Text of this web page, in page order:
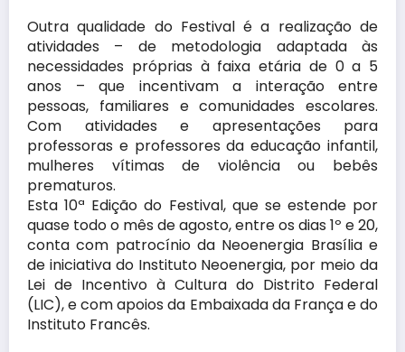
Outra qualidade do Festival é a realização de
atividades – de metodologia adaptada às
necessidades próprias à faixa etária de 0 a 5
anos – que incentivam a interação entre
pessoas, familiares e comunidades escolares.
Com atividades e apresentações para
professoras e professores da educação infantil,
mulheres vítimas de violência ou bebês
prematuros.
Esta 10ª Edição do Festival, que se estende por
quase todo o mês de agosto, entre os dias 1º e 20,
conta com patrocínio da Neoenergia Brasília e
de iniciativa do Instituto Neoenergia, por meio da
Lei de Incentivo à Cultura do Distrito Federal
(LIC), e com apoios da Embaixada da França e do
Instituto Francês.